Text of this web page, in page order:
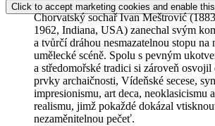
Click to accept marketing cookies and enable
Chorvatský sochař Ivan Meštrović
1962, Indiana, USA) zanechal svým
a tvůrčí dráhou nesmazatelnou stopu na
umělecké scéně. Spolu s pevným
a středomořské tradici si zároveň
prvky archaičnosti, Vídeňské secese,
impresionismu, art deca, neoklasicismu
realismu, jimž pokaždé dokázal
nezaměnitelnou pečeť.